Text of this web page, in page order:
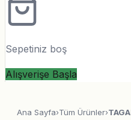
Sepetiniz boş
Alışverişe Başla
Ana Sayfa›Tüm Ürünler›